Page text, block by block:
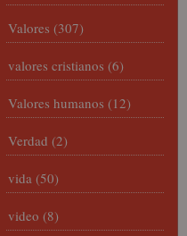
Valores (307)
valores cristianos (6)
Valores humanos (12)
Verdad (2)
vida (50)
video (8)